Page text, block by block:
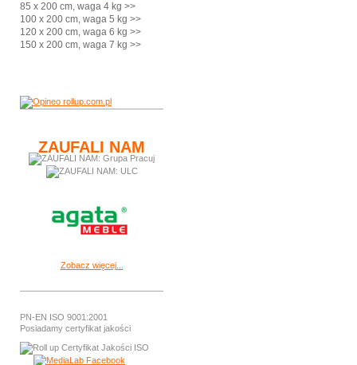
85 x 200 cm, waga 4 kg >>
100 x 200 cm, waga 5 kg >>
120 x 200 cm, waga 6 kg >>
150 x 200 cm, waga 7 kg >>
ZAUFALI NAM
Zobacz więcej...
PN-EN ISO 9001:2001
Posiadamy certyfikat jakości